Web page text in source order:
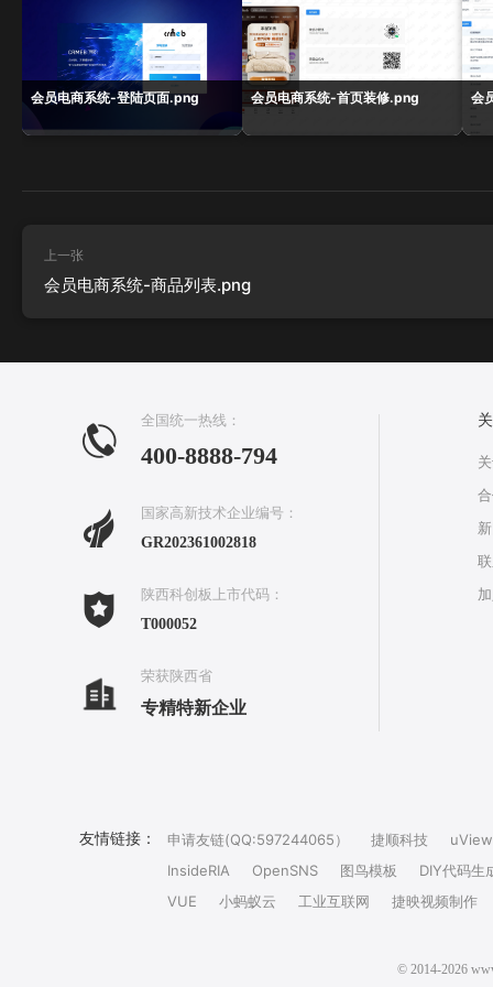
会员电商系统-登陆页面.png 会员电商系统-首页装修.png 会
上一张
会员电商系统-商品列表.png
全国统一热线：
400-8888-794
国家高新技术企业编号：
GR202361002818
陕西科创板上市代码：
T000052
荣获陕西省
专精特新企业
友情链接： 申请友链(QQ:597244065） 捷顺科技
uView
InsideRIA
OpenSNS 图鸟模板
DIY代码生
VUE
小蚂蚁云 工业互联网 捷映视频制作
© 2014-2026